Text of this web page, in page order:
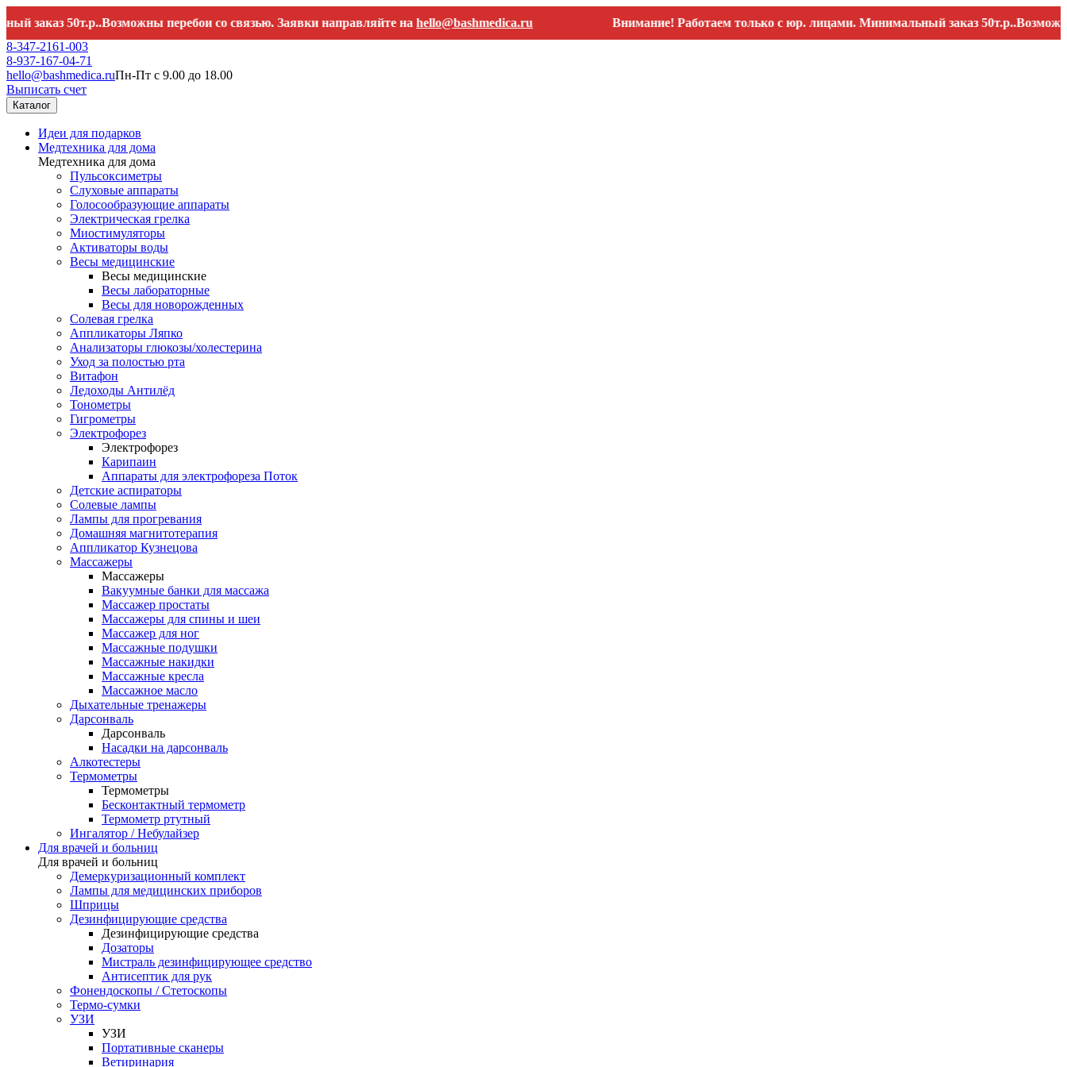
50т.р..Возможны перебои со связью. Заявки направляйте наhello@bashmedica.ru
Внимание! Работаем только с юр. лицами. Минимальный заказ 50т.р..Возможны
8-347-2161-003
8-937-167-04-71
hello@bashmedica.ruПн-Пт с 9.00 до 18.00
Выписать счет
Каталог
Идеи для подарков
Медтехника для дома
Медтехника для дома
Пульсоксиметры
Слуховые аппараты
Голосообразующие аппараты
Электрическая грелка
Миостимуляторы
Активаторы воды
Весы медицинские
Весы медицинские
Весы лабораторные
Весы для новорожденных
Солевая грелка
Аппликаторы Ляпко
Анализаторы глюкозы/холестерина
Уход за полостью рта
Витафон
Ледоходы Антилёд
Тонометры
Гигрометры
Электрофорез
Электрофорез
Карипаин
Аппараты для электрофореза Поток
Детские аспираторы
Солевые лампы
Лампы для прогревания
Домашняя магнитотерапия
Аппликатор Кузнецова
Массажеры
Массажеры
Вакуумные банки для массажа
Массажер простаты
Массажеры для спины и шеи
Массажер для ног
Массажные подушки
Массажные накидки
Массажные кресла
Массажное масло
Дыхательные тренажеры
Дарсонваль
Дарсонваль
Насадки на дарсонваль
Алкотестеры
Термометры
Термометры
Бесконтактный термометр
Термометр ртутный
Ингалятор / Небулайзер
Для врачей и больниц
Для врачей и больниц
Демеркуризационный комплект
Лампы для медицинских приборов
Шприцы
Дезинфицирующие средства
Дезинфицирующие средства
Дозаторы
Мистраль дезинфицирующее средство
Антисептик для рук
Фонендоскопы / Стетоскопы
Термо-сумки
УЗИ
УЗИ
Портативные сканеры
Ветиринария